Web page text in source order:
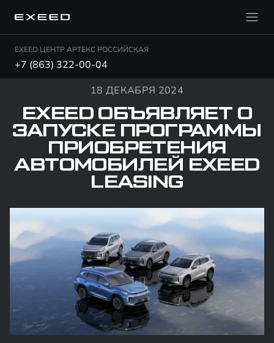
EXEED ЦЕНТР АРТЕКС РОССИЙСКАЯ
+7 (863) 322-00-04
18 ДЕКАБРЯ 2024
EXEED ОБЪЯВЛЯЕТ О
ЗАПУСКЕ ПРОГРАММЫ
ПРИОБРЕТЕНИЯ
АВТОМОБИЛЕЙ EXEED
LEASING